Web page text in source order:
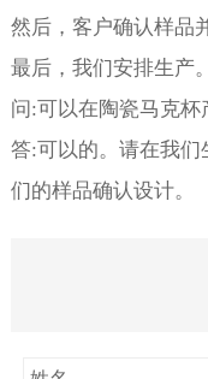
然后，客户确认样品
最后，我们安排生产。
问:可以在陶瓷马克杯
答:可以的。请在我
们的样品确认设计。